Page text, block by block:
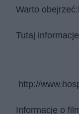
Warto obejrzeć:
Tutaj
http://
Informację o